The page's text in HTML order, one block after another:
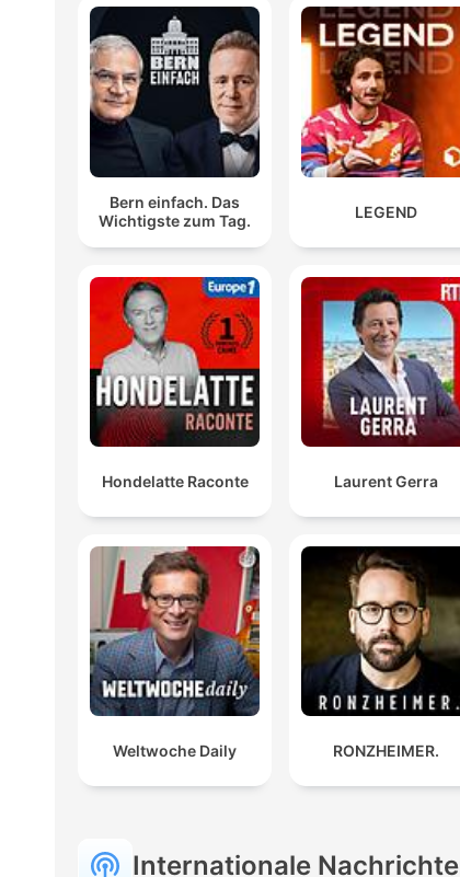
Bern einfach. Das
Wichtigste zum Tag.
LEGEND
Hondelatte Raconte Laurent Gerra
Weltwoche Daily RONZHEIMER.
Internationale